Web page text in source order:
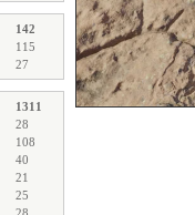
142
115
27
1311
28
108
40
21
25